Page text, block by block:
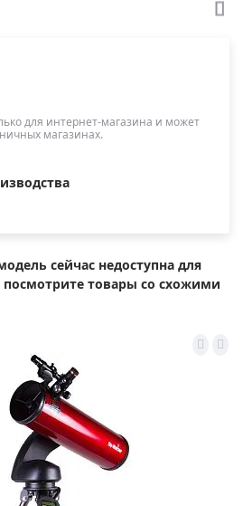
для интернет-магазина и может
магазинах.
сейчас недоступна для
товары со схожими